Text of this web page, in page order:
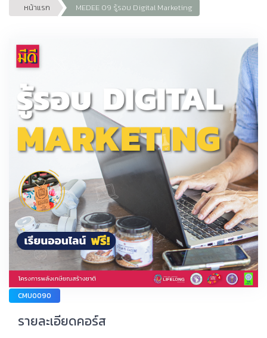
หน้าแรก MEDEE 09 รู้รอบ Digital Marketing
CMU0090
รายละเอียดคอร์ส